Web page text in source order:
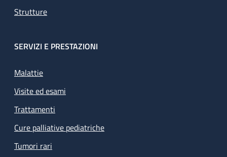
Strutture
SERVIZI E PRESTAZIONI
Malattie
Visite ed esami
Trattamenti
Cure palliative pediatriche
Tumori rari